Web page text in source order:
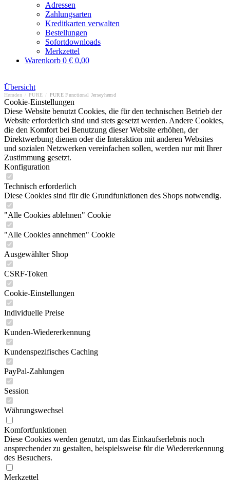
Adressen
Zahlungsarten
Kreditkarten verwalten
Bestellungen
Sofortdownloads
Merkzettel
Warenkorb 0 € 0,00
Übersicht
Hemden PURE PURE Functional Jerseyhemd
Cookie-Einstellungen
Diese Website benutzt Cookies, die für den technischen Betrieb der
Website erforderlich sind und stets gesetzt werden. Andere Cookies,
die den Komfort bei Benutzung dieser Website erhöhen, der
Direktwerbung dienen oder die Interaktion mit anderen Websites
und sozialen Netzwerken vereinfachen sollen, werden nur mit Ihrer
Zustimmung gesetzt.
Konfiguration
Technisch erforderlich
Diese Cookies sind für die Grundfunktionen des Shops notwendig.
"Alle Cookies ablehnen" Cookie
"Alle Cookies annehmen" Cookie
Ausgewählter Shop
CSRF-Token
Cookie-Einstellungen
Individuelle Preise
Kunden-Wiedererkennung
Kundenspezifisches Caching
PayPal-Zahlungen
Session
Währungswechsel
Komfortfunktionen
Diese Cookies werden genutzt, um das Einkaufserlebnis noch
ansprechender zu gestalten, beispielsweise für die Wiedererkennung
des Besuchers.
Merkzettel